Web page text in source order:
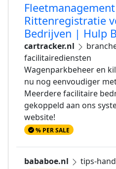
Rittenregistratie
Bedrijven | Hulp
cartracker.nl
facilitairediensten
Wagenparkbeheer en
nu nog eenvoudiger
Meerdere facilitaire
gekoppeld aan ons
website!
% PER SALE
bababoe.nl tips-